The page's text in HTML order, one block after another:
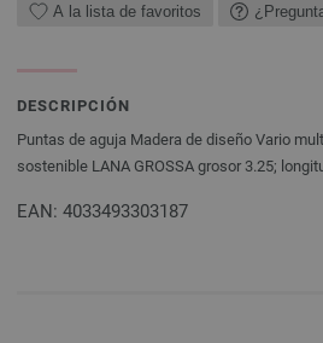
A la lista de favoritos
DESCRIPCIÓN
Puntas de aguja Madera de diseño Vario
sostenible LANA GROSSA grosor 3.25;
EAN: 4033493303187